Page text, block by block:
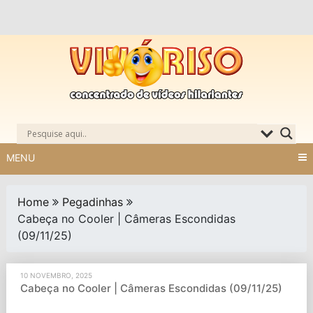
MENU
Home
Pegadinhas
Cabeça no Cooler | Câmeras Escondidas
(09/11/25)
10 NOVEMBRO, 2025
Cabeça no Cooler | Câmeras Escondidas (09/11/25)